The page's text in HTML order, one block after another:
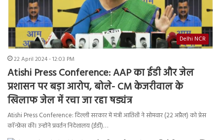
Delhi NCR
22 April 2024 - 12:03 PM
Atishi Press Conference: AAP का ईडी और जेल
प्रशासन पर बड़ा आरोप, बोले- CM केजरीवाल के
खिलाफ जेल में रचा जा रहा षड्यंत्र
Atishi Press Conference: दिल्ली सरकार में मंत्री आतिशी ने सोमवार (22 अप्रैल) को प्रेस
कॉन्फ्रेंस की। उन्होंने प्रवर्तन निदेशालय (ईडी)…